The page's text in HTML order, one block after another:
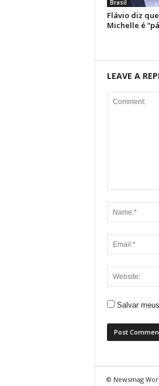
Brasil
Flávio diz
Michelle é
LEAVE A
Salvar
© Newsmag